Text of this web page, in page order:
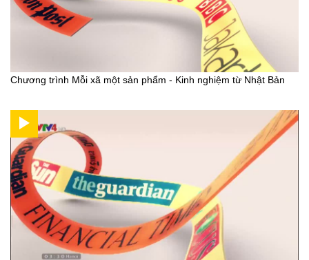
Chương trình Mỗi xã một sản phẩm - Kinh nghiệm từ Nhật Bản